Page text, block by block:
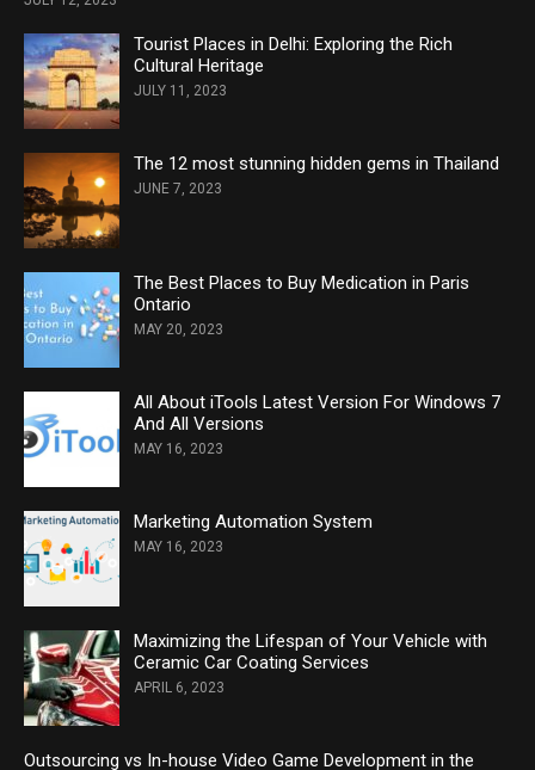
Tourist Places in Delhi: Exploring the Rich
Cultural Heritage
JULY 11, 2023
The 12 most stunning hidden gems in Thailand
JUNE 7, 2023
The Best Places to Buy Medication in Paris
Ontario
MAY 20, 2023
All About iTools Latest Version For Windows 7
And All Versions
MAY 16, 2023
Marketing Automation System
MAY 16, 2023
Maximizing the Lifespan of Your Vehicle with
Ceramic Car Coating Services
APRIL 6, 2023
Outsourcing vs In-house Video Game Development in the